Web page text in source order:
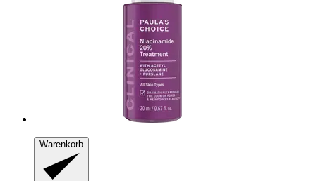
Warenkorb